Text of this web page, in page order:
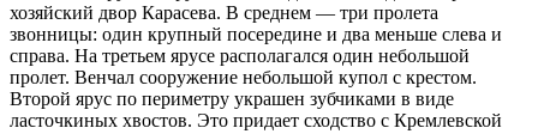
хозяйский двор Карасева. В среднем — три пролета
звонницы: один крупный посередине и два меньше слева и
справа. На третьем ярусе располагался один небольшой
пролет. Венчал сооружение небольшой купол с крестом.
Второй ярус по периметру украшен зубчиками в виде
ласточкиных хвостов. Это придает сходство с Кремлевской